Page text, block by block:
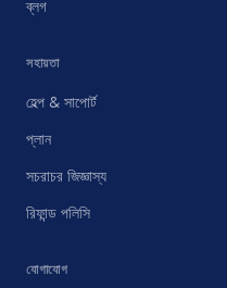
ব্লগ
সহায়তা
হেল্প & সাপোর্ট
প্লান
সচরাচর জিজ্ঞাস্য
রিফান্ড পলিসি
যোগাযোগ